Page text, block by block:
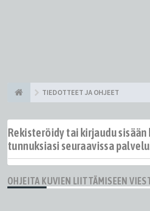
TIEDOTTEET JA OHJEET
Rekisteröidy tai kirjaudu
tunnuksiasi seuraavissa
OHJEITA KUVIEN LIITTÄMISEEN